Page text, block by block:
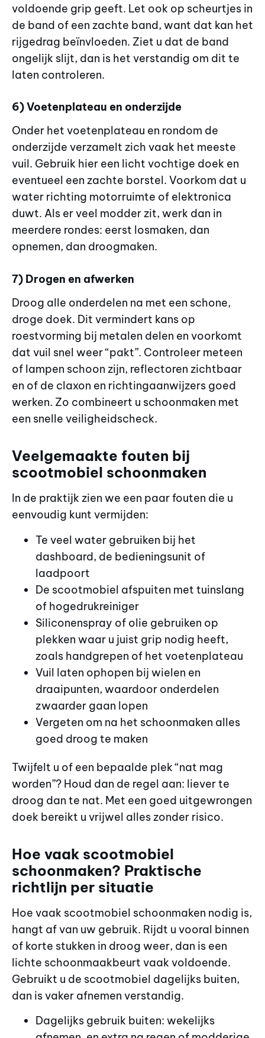
voldoende grip geeft. Let ook op scheurtjes in
de band of een zachte band, want dat kan het
rijgedrag beïnvloeden. Ziet u dat de band
ongelijk slijt, dan is het verstandig om dit te
laten controleren.
6) Voetenplateau en onderzijde
Onder het voetenplateau en rondom de
onderzijde verzamelt zich vaak het meeste
vuil. Gebruik hier een licht vochtige doek en
eventueel een zachte borstel. Voorkom dat u
water richting motorruimte of elektronica
duwt. Als er veel modder zit, werk dan in
meerdere rondes: eerst losmaken, dan
opnemen, dan droogmaken.
7) Drogen en afwerken
Droog alle onderdelen na met een schone,
droge doek. Dit vermindert kans op
roestvorming bij metalen delen en voorkomt
dat vuil snel weer “pakt”. Controleer meteen
of lampen schoon zijn, reflectoren zichtbaar
en of de claxon en richtingaanwijzers goed
werken. Zo combineert u schoonmaken met
een snelle veiligheidscheck.
Veelgemaakte fouten bij
scootmobiel schoonmaken
In de praktijk zien we een paar fouten die u
eenvoudig kunt vermijden:
Te veel water gebruiken bij het
dashboard, de bedieningsunit of
laadpoort
De scootmobiel afspuiten met tuinslang
of hogedrukreiniger
Siliconenspray of olie gebruiken op
plekken waar u juist grip nodig heeft,
zoals handgrepen of het voetenplateau
Vuil laten ophopen bij wielen en
draaipunten, waardoor onderdelen
zwaarder gaan lopen
Vergeten om na het schoonmaken alles
goed droog te maken
Twijfelt u of een bepaalde plek “nat mag
worden”? Houd dan de regel aan: liever te
droog dan te nat. Met een goed uitgewrongen
doek bereikt u vrijwel alles zonder risico.
Hoe vaak scootmobiel
schoonmaken? Praktische
richtlijn per situatie
Hoe vaak scootmobiel schoonmaken nodig is,
hangt af van uw gebruik. Rijdt u vooral binnen
of korte stukken in droog weer, dan is een
lichte schoonmaakbeurt vaak voldoende.
Gebruikt u de scootmobiel dagelijks buiten,
dan is vaker afnemen verstandig.
Dagelijks gebruik buiten: wekelijks